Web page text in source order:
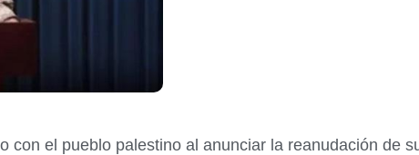
con el pueblo palestino al anunciar la reanudación de